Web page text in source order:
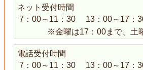
ネット受付時間
7：00～11：30
13：00～17：
※金曜は17：00まで、土
電話受付時間
7：00～11：30
13：00～17：